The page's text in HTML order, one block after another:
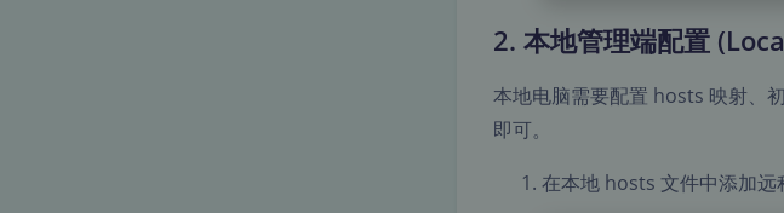
2. 本地管理端配置
本地电脑需要配置 hosts 映射、
即可。
在本地 hosts 文件中添加远